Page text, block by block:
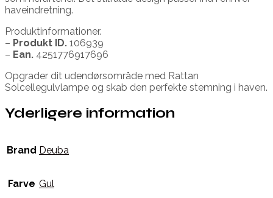
haveindretning.
Produktinformationer.
– Produkt ID. 106939
– Ean. 4251776917696
Opgrader dit udendørsområde med Rattan
Solcellegulvlampe og skab den perfekte stemning i haven.
Yderligere information
Brand Deuba
Farve Gul